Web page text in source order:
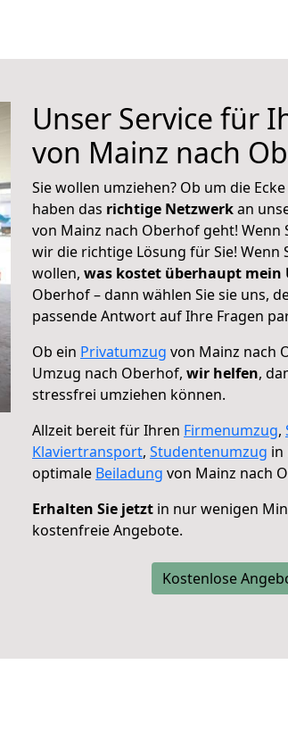
Unser Service für
von Mainz nach
Sie wollen umziehen? Ob um die
haben das richtige Netzwerkan
von Mainz nach Oberhof geht! Wenn
wir die richtige Lösung für Sie! Wenn
wollen, was kostet überhaupt mein
Oberhof – dann wählen Sie sie uns,
passende Antwort auf Ihre Fragen
Ob ein Privatumzug von Mainz nach
Umzug nach Oberhof, wir helfen,
stressfrei umziehen können.
Allzeit bereit für Ihren Firmenumzug,
Klaviertransport, Studentenumzug in
optimale Beiladung von Mainz nach
Erhalten Sie jetzt in nur wenigen
kostenfreie Angebote.
Kostenlose